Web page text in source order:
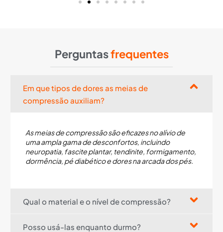
Perguntasfrequentes
Em que tipos de dores as meias de
compressão auxiliam?
As meias de compressão são eficazes no alívio de
uma ampla gama de desconfortos, incluindo
neuropatia, fascite plantar, tendinite, formigamento,
dormência, pé diabético e dores na arcada dos pés.
Qual o material e o nível de compressão?
Posso usá-las enquanto durmo?